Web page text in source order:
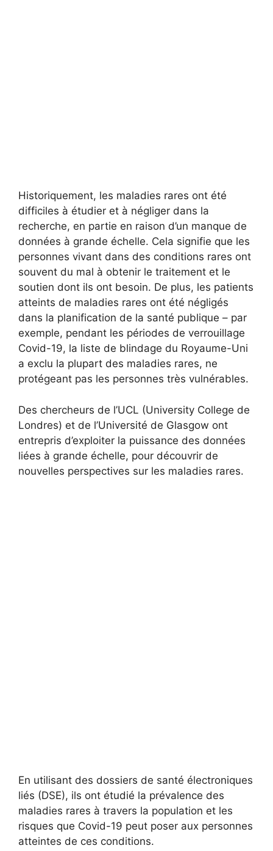
Historiquement, les maladies rares ont été
difficiles à étudier et à négliger dans la
recherche, en partie en raison d’un manque de
données à grande échelle. Cela signifie que les
personnes vivant dans des conditions rares ont
souvent du mal à obtenir le traitement et le
soutien dont ils ont besoin. De plus, les patients
atteints de maladies rares ont été négligés
dans la planification de la santé publique – par
exemple, pendant les périodes de verrouillage
Covid-19, la liste de blindage du Royaume-Uni
a exclu la plupart des maladies rares, ne
protégeant pas les personnes très vulnérables.
Des chercheurs de l’UCL (University College de
Londres) et de l’Université de Glasgow ont
entrepris d’exploiter la puissance des données
liées à grande échelle, pour découvrir de
nouvelles perspectives sur les maladies rares.
En utilisant des dossiers de santé électroniques
liés (DSE), ils ont étudié la prévalence des
maladies rares à travers la population et les
risques que Covid-19 peut poser aux personnes
atteintes de ces conditions.